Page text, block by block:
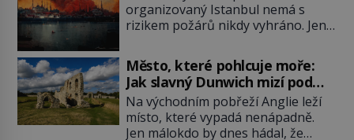
alternativa. Jaká? Podívat se pod
hladinu a zjistit, kdo si onu
dávno před vámi. Říká se jim
bioindikátory […]
organizovaný Istanbul nemá s
rizikem požárů nikdy vyhráno. Jen
představit, jaká požární rizika
skrýval Istanbul časů minulých. Jak
čelilo město v minulosti potenciální
ohnivé katastrofě a proč jsou zde
stále tolik obávány měsíce
smaženého lilku? První hasičský
Město, které pohlcuje moře:
Jak slavný Dunwich mizí pod
hladinou
Na východním pobřeží Anglie leží
místo, které vypadá nenápadně.
Jen málokdo by dnes hádal, že